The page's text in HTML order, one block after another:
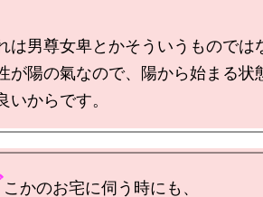
は男尊女卑とかそういうものでは
が陽の氣なので、陽から始まる状
こかのお宅に伺う時にも、